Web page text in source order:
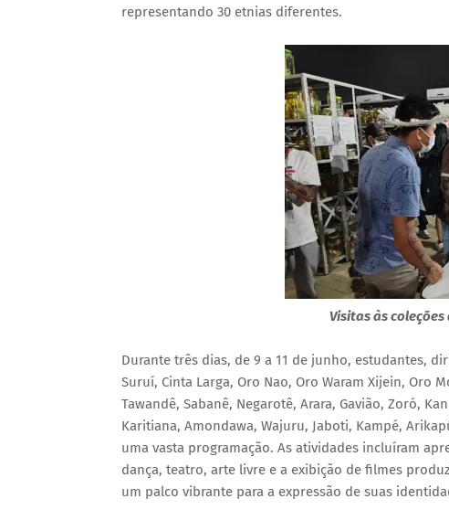
representando 30 etnias diferentes.
Visitas às
Durante três dias, de 9 a 11 de junho, estudantes,
Suruí, Cinta Larga, Oro Nao, Oro Waram Xijein, Oro
Tawandê, Sabanê, Negarotê, Arara, Gavião, Zoró,
Karitiana, Amondawa, Wajuru, Jaboti, Kampé,
uma vasta programação. As atividades incluíram
dança, teatro, arte livre e a exibição de filmes
um palco vibrante para a expressão de suas